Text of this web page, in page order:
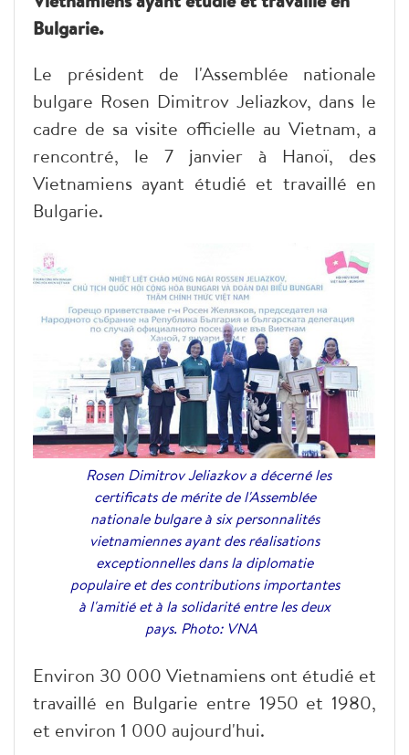
Bulgarie.
Le président de l'Assemblée nationale
bulgare Rosen Dimitrov Jeliazkov, dans le
cadre de sa visite officielle au Vietnam, a
rencontré, le 7 janvier à Hanoï, des
Vietnamiens ayant étudié et travaillé en
Bulgarie.
Rosen Dimitrov Jeliazkov a décerné les
certificats de mérite de l'Assemblée
nationale bulgare à six personnalités
vietnamiennes ayant des réalisations
exceptionnelles dans la diplomatie
populaire et des contributions importantes
à l'amitié et à la solidarité entre les deux
pays. Photo: VNA
Environ 30 000 Vietnamiens ont étudié et
travaillé en Bulgarie entre 1950 et 1980,
et environ 1 000 aujourd'hui.